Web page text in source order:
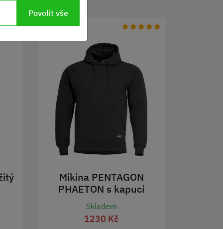
Mikina PENTAGON
PHAETON s kapucí
ČERNÁ
Skladem
1230 Kč
Povolit vše